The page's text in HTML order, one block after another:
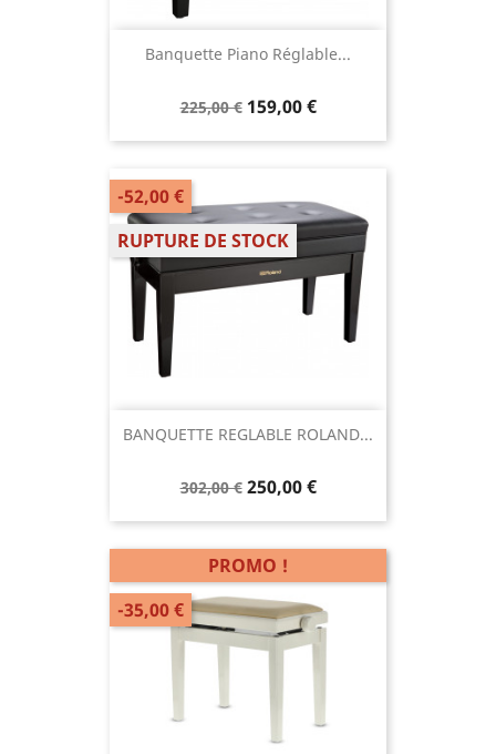
Banquette Piano Réglable...
225,00 € 159,00 €
BANQUETTE REGLABLE ROLAND...
302,00 € 250,00 €
-52,00 €
RUPTURE DE STOCK
PROMO !
-35,00 €